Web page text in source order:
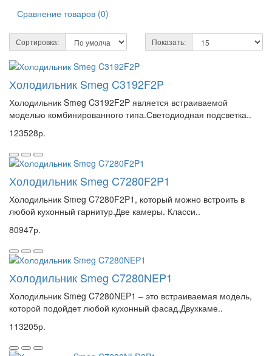
Сравнение товаров (0)
Сортировка: Показать:
Холодильник Smeg C3192F2P
Холодильник Smeg C3192F2P является встраиваемой
моделью комбинированного типа.Светодиодная подсветка..
123528р.
Холодильник Smeg C7280F2P1
Холодильник Smeg C7280F2P1, который можно встроить в
любой кухонный гарнитур.Две камеры. Класси..
80947р.
Холодильник Smeg C7280NEP1
Холодильник Smeg C7280NEP1 – это встраиваемая модель,
которой подойдет любой кухонный фасад.Двухкаме..
113205р.